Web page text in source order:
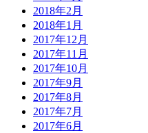
2018年2月
2018年1月
2017年12月
2017年11月
2017年10月
2017年9月
2017年8月
2017年7月
2017年6月